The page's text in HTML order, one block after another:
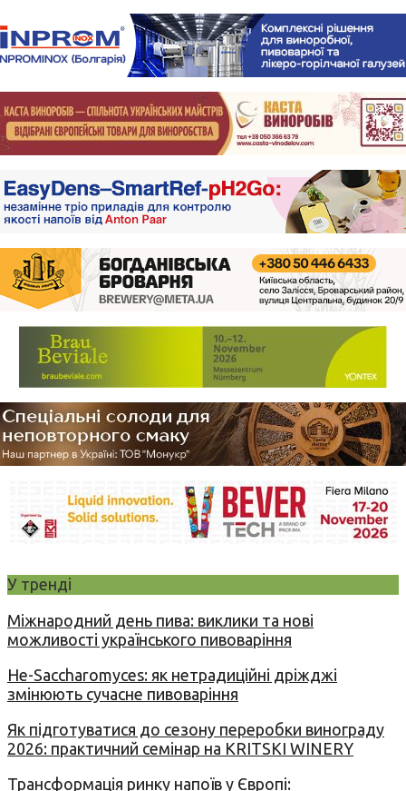
У тренді
Міжнародний день пива: виклики та нові
можливості українського пивоваріння
Не-Saccharomyces: як нетрадиційні дріжджі
змінюють сучасне пивоваріння
Як підготуватися до сезону переробки винограду
2026: практичний семінар на KRITSKI WINERY
Трансформація ринку напоїв у Європі: